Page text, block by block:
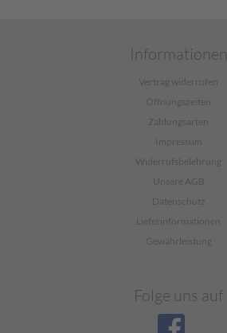
Informationen
Vertrag widerrufen
Öffnungszeiten
Zahlungsarten
Impressum
Widerrufsbelehrung
Unsere AGB
Datenschutz
Lieferinformationen
Gewährleistung
Folge uns auf